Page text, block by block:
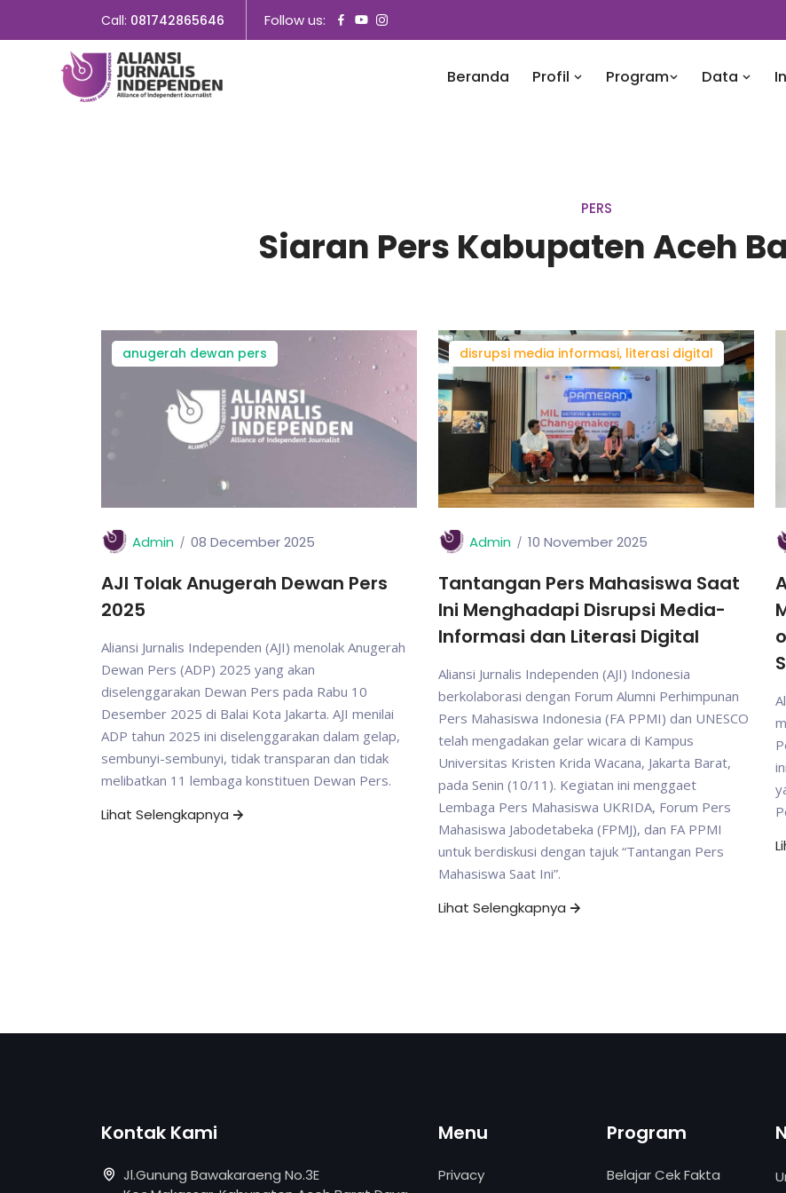
Call: 081742865646 Follow us:
Beranda Profil Program Data
PERS
Siaran Pers Kabupaten Aceh
anugerah dewan pers
Admin 08 December 2025
AJI Tolak Anugerah Dewan Pers
2025
Aliansi Jurnalis Independen (AJI) menolak Anugerah
Dewan Pers (ADP) 2025 yang akan
diselenggarakan Dewan Pers pada Rabu 10
Desember 2025 di Balai Kota Jakarta. AJI menilai
ADP tahun 2025 ini diselenggarakan dalam gelap,
sembunyi-sembunyi, tidak transparan dan tidak
melibatkan 11 lembaga konstituen Dewan Pers.
Lihat Selengkapnya
disrupsi media informasi, literasi digital
Admin 10 November 2025
Tantangan Pers Mahasiswa Saat
Ini Menghadapi Disrupsi Media-
Informasi dan Literasi Digital
Aliansi Jurnalis Independen (AJI) Indonesia
berkolaborasi dengan Forum Alumni Perhimpunan
Pers Mahasiswa Indonesia (FA PPMI) dan UNESCO
telah mengadakan gelar wicara di Kampus
Universitas Kristen Krida Wacana, Jakarta Barat,
pada Senin (10/11). Kegiatan ini menggaet
Lembaga Pers Mahasiswa UKRIDA, Forum Pers
Mahasiswa Jabodetabeka (FPMJ), dan FA PPMI
untuk berdiskusi dengan tajuk “Tantangan Pers
Mahasiswa Saat Ini”.
Lihat Selengkapnya
Kontak Kami
Jl.Gunung Bawakaraeng No.3E
Menu
Privacy
Program
Belajar Cek Fakta